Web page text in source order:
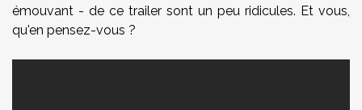
émouvant - de ce trailer sont un peu ridicules. Et vous,
qu'en pensez-vous ?